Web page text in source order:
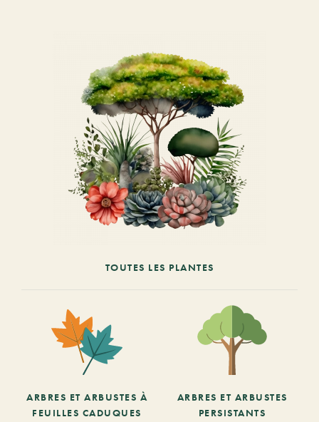
TOUTES LES PLANTES
ARBRES ET ARBUSTES À
FEUILLES CADUQUES
ARBRES ET ARBUSTES
PERSISTANTS